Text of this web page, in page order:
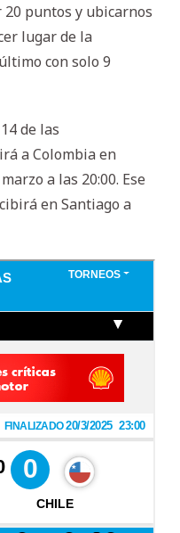
puntos y ubicarnos
lugar de la
con solo 9
de las
a Colombia en
a las 20:00. Ese
en Santiago a